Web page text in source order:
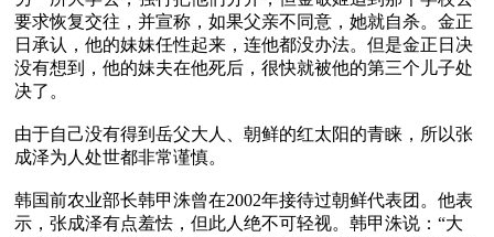
要求恢复交往，并宣称，如果父亲不同意，她就自杀。金正
日承认，他的妹妹任性起来，连他都没办法。但是金正日决
没有想到，他的妹夫在他死后，很快就被他的第三个儿子处
决了。
由于自己没有得到岳父大人、朝鲜的红太阳的青睐，所以张
成泽为人处世都非常谨慎。
韩国前农业部长韩甲洙曾在2002年接待过朝鲜代表团。他表
示，张成泽有点羞怯，但此人绝不可轻视。韩甲洙说：“大